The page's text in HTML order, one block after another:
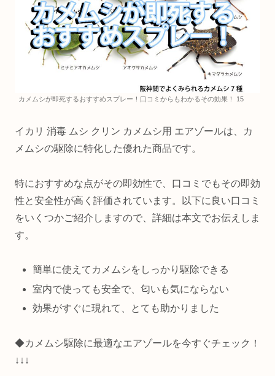
カメムシが即死するおすすめスプレー！口コミからもわかるその効果！ 15
イカリ 消毒 ムシ クリン カメムシ用 エアゾールは、カ
メムシの駆除に特化した優れた商品です。
特におすすめな点がその即効性で、口コミでもその即効
性と安全性が高く評価されています。以下に良い口コミ
をいくつかご紹介しますので、詳細は本文でお伝えしま
す。
簡単に使えてカメムシをしっかり駆除できる
室内で使っても安全で、匂いも気にならない
効果がすぐに現れて、とても助かりました
◆カメムシ駆除に最適なエアゾールを今すぐチェック！
↓↓↓